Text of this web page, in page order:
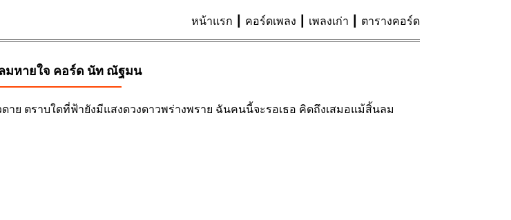
หน้าแรก คอร์ดเพลง เพลงเก่า ตารางคอร์ด
มหายใจ คอร์ด นัท ณัฐมน
ย ตราบใดที่ฟ้ายังมีแสงดวงดาวพร่างพราย ฉันคนนี้จะรอเธอ คิดถึงเสมอแม้สิ้นลม